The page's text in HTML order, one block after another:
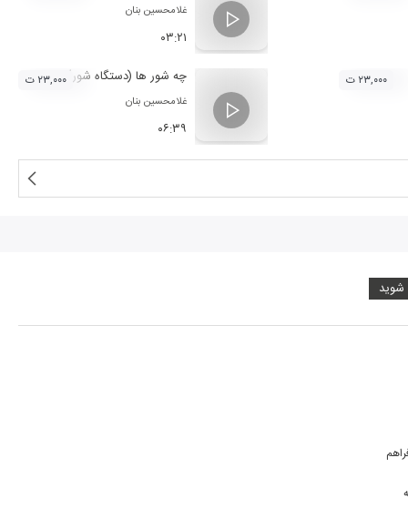
غلامحسین بنان
۰۳:۲۱
۲۳,۰۰۰ ت چه شور ها (دستگاه شور)
غلامحسین بنان
۰۶:۳۹
۲۳,۰۰۰ ت
شوید